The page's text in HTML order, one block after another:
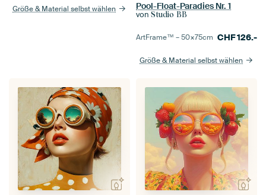
Größe & Material selbst wählen Pool-Float-Paradies Nr. 1
von Studio BB
ArtFrame™ –50×75cm CHF126.-
Größe & Material selbst wählen